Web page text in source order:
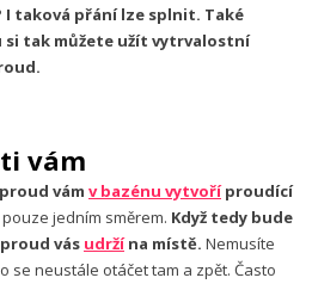
I taková přání lze splnit. Také
si tak můžete užít vytrvalostní
vám
vám v bazénu vytvoříproudící
jedním směrem. Když tedy bude
vás udržína místě. Nemusíte
se neustále otáčet tam a zpět. Často